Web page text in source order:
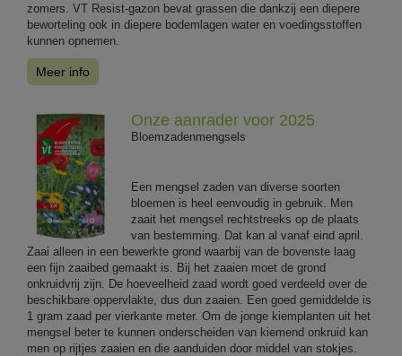
zomers. VT Resist-gazon bevat grassen die dankzij een diepere
beworteling ook in diepere bodemlagen water en voedingsstoffen
kunnen opnemen.
Meer info
Onze aanrader voor 2025
Bloemzadenmengsels
Een mengsel zaden van diverse soorten
bloemen is heel eenvoudig in gebruik. Men
zaait het mengsel rechtstreeks op de plaats
van bestemming. Dat kan al vanaf eind april.
Zaai alleen in een bewerkte grond waarbij van de bovenste laag
een fijn zaaibed gemaakt is. Bij het zaaien moet de grond
onkruidvrij zijn. De hoeveelheid zaad wordt goed verdeeld over de
beschikbare oppervlakte, dus dun zaaien. Een goed gemiddelde is
1 gram zaad per vierkante meter. Om de jonge kiemplanten uit het
mengsel beter te kunnen onderscheiden van kiemend onkruid kan
men op rijtjes zaaien en die aanduiden door middel van stokjes.